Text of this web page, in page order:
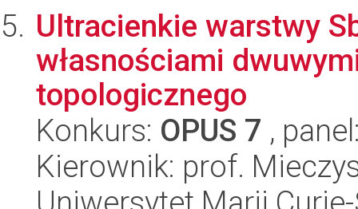
Ultracienkie warstwy
własnościami
topologicznego
Konkurs: OPUS 7 ,
Kierownik: prof.